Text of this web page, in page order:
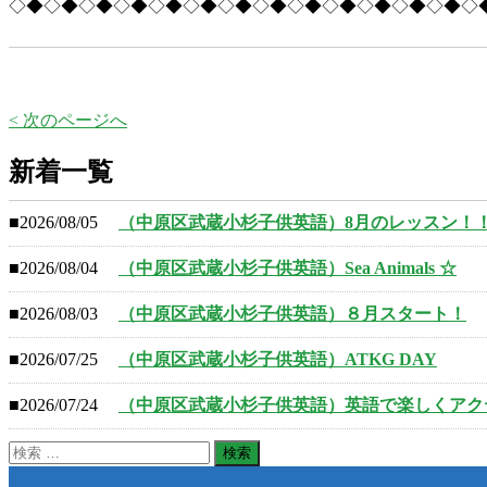
< 次のページへ
新着一覧
■2026/08/05 （中原区武蔵小杉子供英語）8月のレッスン！！
■2026/08/04 （中原区武蔵小杉子供英語）Sea Animals ☆
■2026/08/03 （中原区武蔵小杉子供英語）８月スタート！
■2026/07/25 （中原区武蔵小杉子供英語）ATKG DAY
■2026/07/24 （中原区武蔵小杉子供英語）英語で楽しくアク
検
索: